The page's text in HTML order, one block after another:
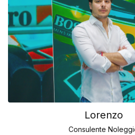
Lorenzo
Consulente Noleggio